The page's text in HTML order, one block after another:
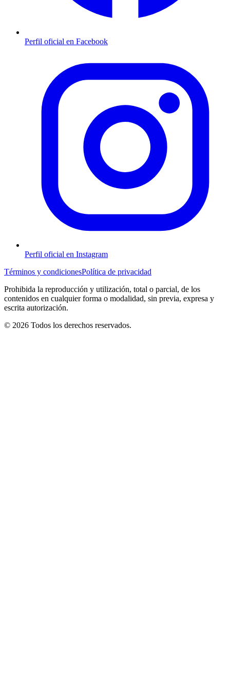
Perfil oficial en Facebook
Perfil oficial en Instagram
Términos y condicionesPolítica de privacidad
Prohibida la reproducción y utilización, total o parcial, de los
contenidos en cualquier forma o modalidad, sin previa, expresa y
escrita autorización.
© 2026 Todos los derechos reservados.